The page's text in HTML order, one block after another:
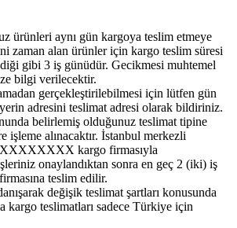
ürünleri aynı gün kargoya teslim etmeye
zaman alan ürünler için kargo teslim süresi
gibi 3 iş günüdür. Gecikmesi muhtemel
bilgi verilecektir.
gerçekleştirilebilmesi için lütfen gün
adresini teslimat adresi olarak bildiriniz.
belirlemiş olduğunuz teslimat tipine
işleme alınacaktır. İstanbul merkezli
kargo firmasıyla
onaylandıktan sonra en geç 2 (iki) iş
teslim edilir.
değişik teslimat şartları konusunda
kargo teslimatları sadece Türkiye için